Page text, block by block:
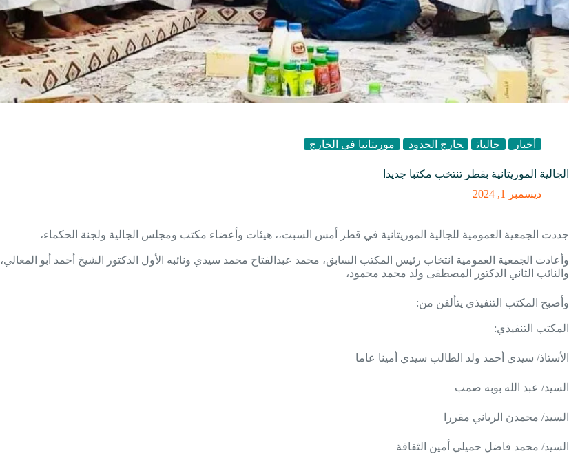
أخبار جاليات خارج الحدود موريتانيا في الخارج
الجالية الموريتانية بقطر تنتخب مكتبا جديدا
ديسمبر 1, 2024
جددت الجمعية العمومية للجالية الموريتانية في قطر أمس السبت،، هيئات وأعضاء مكتب ومجلس الجالية ولجنة الحكماء،
وأعادت الجمعية العمومية انتخاب رئيس المكتب السابق، محمد عبدالفتاح محمد سيدي ونائبه الأول الدكتور الشيخ أحمد أبو المعالي،
والنائب الثاني الدكتور المصطفى ولد محمد محمود،
وأصبح المكتب التنفيذي يتألفن من:
المكتب التنفيذي:
الأستاذ/ سيدي أحمد ولد الطالب سيدي أمينا عاما
السيد/ عبد الله بوبه صمب
السيد/ محمدن الرباني مقررا
السيد/ محمد فاضل حميلي أمين الثقافة